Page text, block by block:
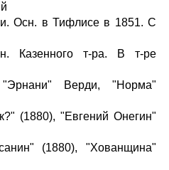
Осн. в Тифлисе в 1851. С
Казенного т-ра. В т-ре
Верди, "Норма"
(1880), "Евгений Онегин"
(1880), "Хованщина"